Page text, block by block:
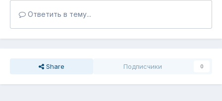
Ответить в тему...
Share Подписчики 0